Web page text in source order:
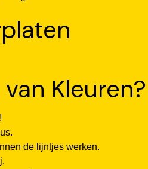
Kleuren?
de lijntjes werken.